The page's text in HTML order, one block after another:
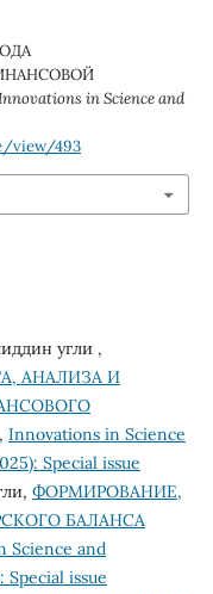
in Science and
view/493
угли ,
АНАЛИЗА И
, Innovations in Science
Special issue
ФОРМИРОВАНИЕ,
БАЛАНСА
Science and
Special issue